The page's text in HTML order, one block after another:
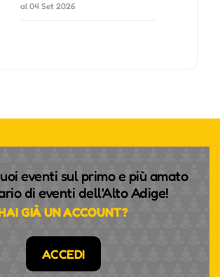
al 04 Set 2026
eventi sul primo e più amato
di eventi dell'Alto Adige!
GIÀ UN ACCOUNT?
ACCEDI